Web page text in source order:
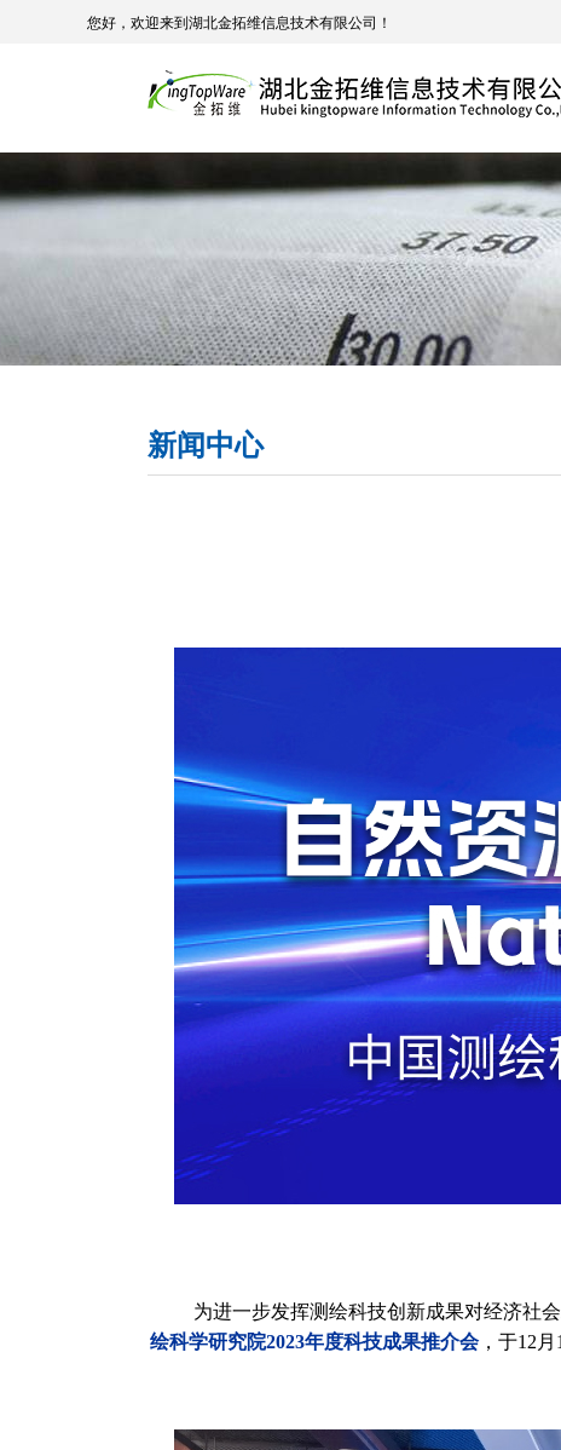
您好，欢迎来到湖北金拓维信息技术有限公司！
新闻中心
为进一步发挥测绘科技创新成果对经济社
绘科学研究院2023年度科技成果推介会， 于12